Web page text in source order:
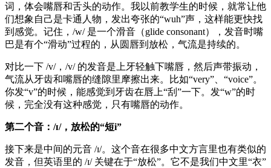
词，体会嘴唇和舌头的动作。我以前教学生的时候，就常让他
们想象自己是卡通人物，发出夸张的“wuh”声，这样能更快找
到感觉。记住，/w/ 是一个滑音（glide consonant），发音时嘴
巴是有个“滑动”过程的，从圆唇到放松，气流是持续的。
对比一下 /v/，/v/ 的发音是上牙轻触下嘴唇，然后声带振动，
气流从牙齿和嘴唇的缝隙里摩擦出来。比如“very”、“voice”。
你发“v”的时候，能感觉到牙齿在唇上“刮”一下。发“w”的时
候，完全没有这种感觉，只有嘴唇的动作。
第二个音：/ɪ/，放松的“短i”
接下来是中间的元音 /ɪ/。这个音在很多中文方言里也有类似的
发音，但英语里的 /ɪ/ 关键在于“放松”。它不是我们中文里“衣”